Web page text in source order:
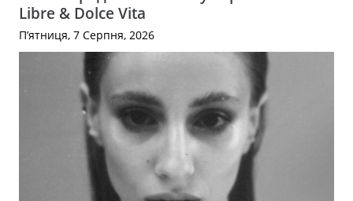
Libre & Dolce Vita
П’ятниця, 7 Серпня, 2026